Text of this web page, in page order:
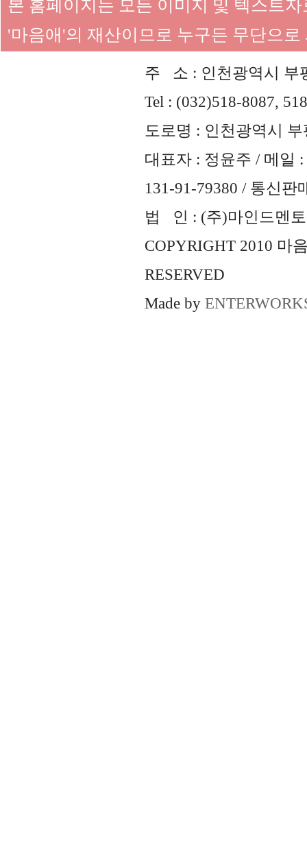
본 홈페이지는 모든 이미지 및 텍스트
'마음애'의 재산이므로 누구든 무단으
주 소 : 인천광역시 부
Tel : (032)518-8087,
도로명 : 인천광역시
대표자 : 정윤주 / 메일 :
131-91-79380 / 통신판
법 인 : (주)마인드멘토
COPYRIGHT 2010 마
RESERVED
Made by